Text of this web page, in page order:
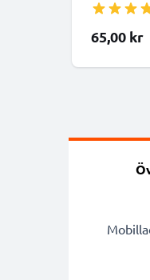
hörlurar -
överföring -
65,00 kr